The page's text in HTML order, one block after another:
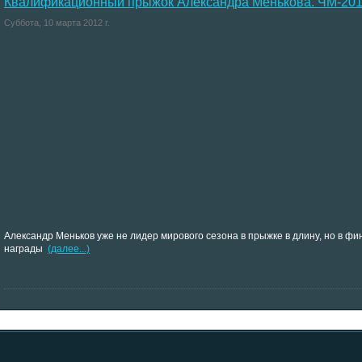
Суббота, 10 марта 2012 г.
Александр Меньков уже не лидер мирового сезона в прыжке в длину, но в
награды (далее...)